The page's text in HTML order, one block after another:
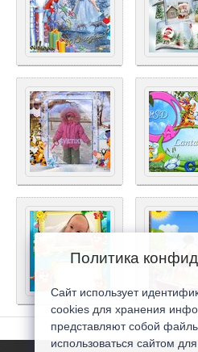
Политика
Сайт использует
cookies для хранения
представляют собой
использоваться сайтом